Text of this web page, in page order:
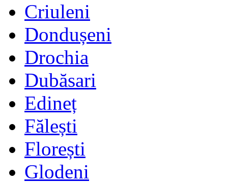
Criuleni
Dondușeni
Drochia
Dubăsari
Edineț
Fălești
Florești
Glodeni